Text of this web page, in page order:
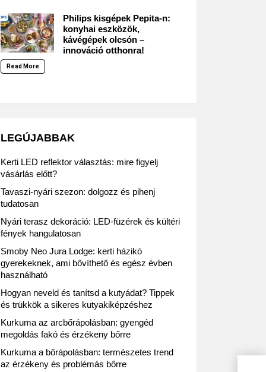
Philips kisgépek Pepita-n:
konyhai eszközök,
kávégépek olcsón –
innováció otthonra!
Read More
LEGÚJABBAK
Kerti LED reflektor választás: mire figyelj
vásárlás előtt?
Tavaszi-nyári szezon: dolgozz és pihenj
tudatosan
Nyári terasz dekoráció: LED-füzérek és kültéri
fények hangulatosan
Smoby Neo Jura Lodge: kerti házikó
gyerekeknek, ami bővíthető és egész évben
használható
Hogyan neveld és tanítsd a kutyádat? Tippek
és trükkök a sikeres kutyakiképzéshez
Kurkuma az arcbőrápolásban: gyengéd
megoldás fakó és érzékeny bőrre
Kurkuma a bőrápolásban: természetes trend
az érzékeny és problémás bőrre